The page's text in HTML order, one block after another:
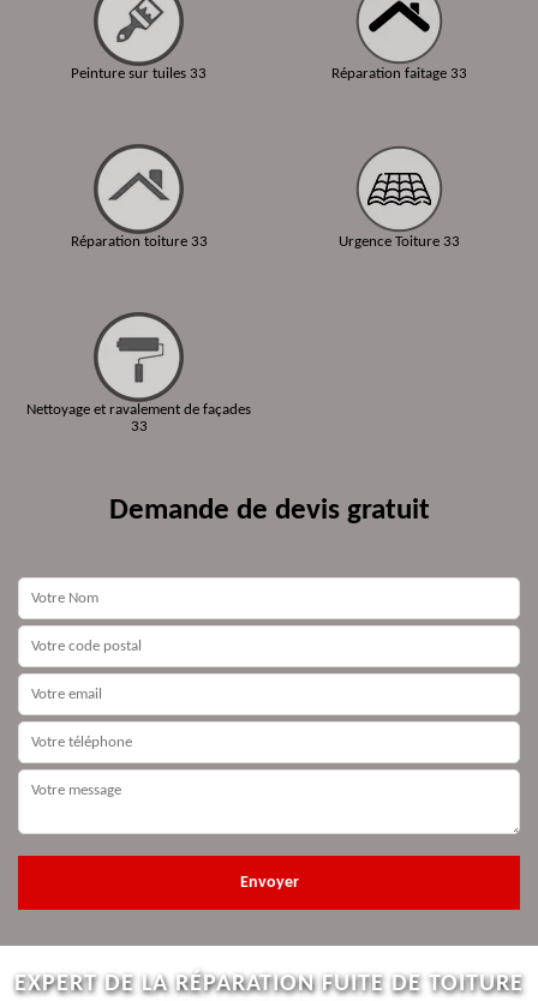
Peinture sur tuiles 33
Réparation toiture 33
Nettoyage et ravalement de façades
33
Réparation faitage 33
Urgence Toiture 33
Demande de devis gratuit
EXPERT DE LA RÉPARATION FUITE DE TOITURE